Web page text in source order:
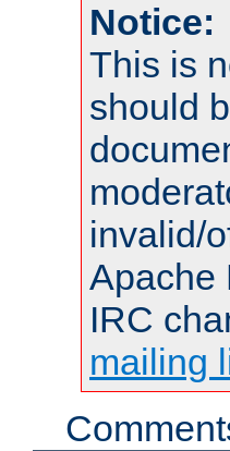
Notice:
This is
should
invalid/
Apache
IRC
mailing